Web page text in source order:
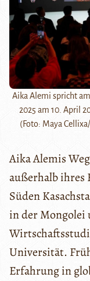
Aika Alemi spricht
2025 am 10. April
(Foto: Maya
Aika Alemis
außerhalb ihres
Süden
in der Mongolei
Universität.
Erfahrung in